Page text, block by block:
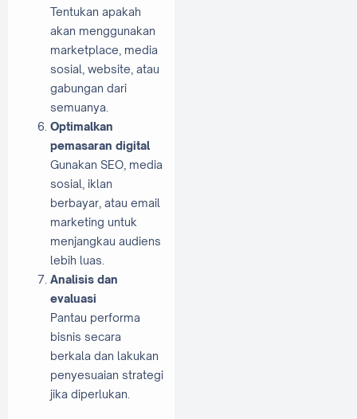
Tentukan apakah
akan menggunakan
marketplace, media
sosial, website, atau
gabungan dari
semuanya.
Optimalkan
pemasaran digital
Gunakan SEO, media
sosial, iklan
berbayar, atau email
marketing untuk
menjangkau audiens
lebih luas.
Analisis dan
evaluasi
Pantau performa
bisnis secara
berkala dan lakukan
penyesuaian strategi
jika diperlukan.